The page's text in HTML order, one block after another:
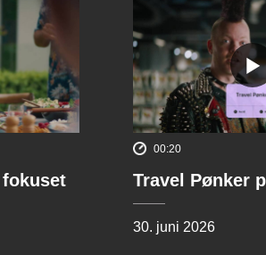
fokuset
00:20
Travel Pønker
30. juni 2026